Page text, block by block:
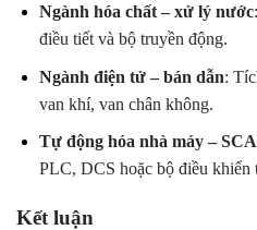
Ngành hóa chất – xử lý nước
điều tiết và bộ truyền động.
Ngành điện tử – bán dẫn:
van khí, van chân không.
Tự động hóa nhà máy –
PLC, DCS hoặc bộ điều khiển
Kết luận